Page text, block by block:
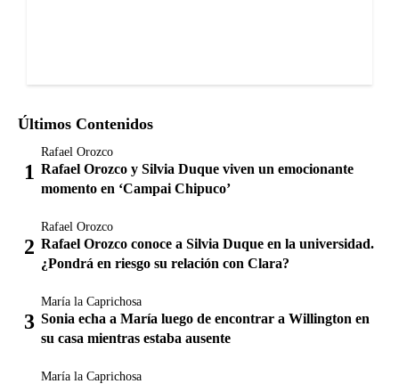
Últimos Contenidos
Rafael Orozco
Rafael Orozco y Silvia Duque viven un emocionante
momento en ‘Campai Chipuco’
Rafael Orozco
Rafael Orozco conoce a Silvia Duque en la universidad.
¿Pondrá en riesgo su relación con Clara?
María la Caprichosa
Sonia echa a María luego de encontrar a Willington en
su casa mientras estaba ausente
María la Caprichosa